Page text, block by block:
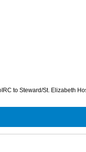
to Steward/St. Elizabeth